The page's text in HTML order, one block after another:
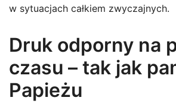
w sytuacjach całkiem zwyczajnych.
Druk odporny na
czasu – tak jak
Papieżu